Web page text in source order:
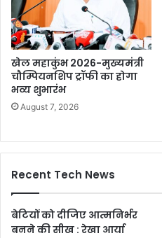
खेल महाकुंभ 2026-मुख्यमंत्री
चौम्पियनशिप ट्रॉफी का होगा
भव्य शुभारंभ
August 7, 2026
Recent Tech News
बेटियों को दीजिए आत्मनिर्भर
बनने की सीख : रेखा आर्या